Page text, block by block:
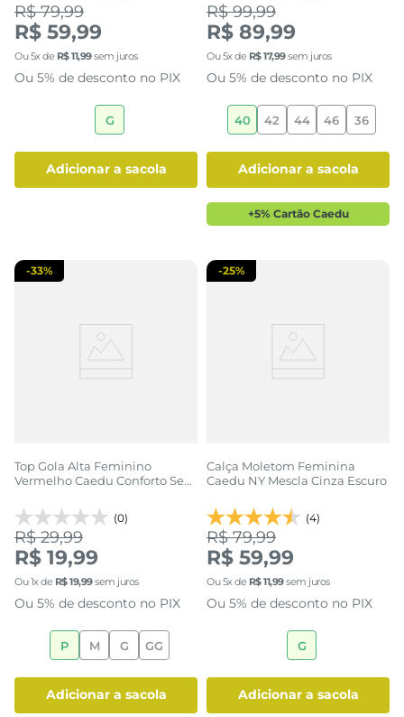
R$ 79,99
R$ 59,99
Ou5x de R$11,99sem juros
Ou 5% de desconto no PIX
G
adicionar a sacola
R$ 99,99
R$ 89,99
Ou5x de R$17,99sem juros
Ou 5% de desconto no PIX
40 42 44 46 36
adicionar a sacola
+5% Cartão Caedu
Top Gola Alta Feminino
Vermelho Caedu Conforto Sem
(0)
-33%
R$ 29,99
R$ 19,99
Ou1x de R$19,99sem juros
Ou 5% de desconto no PIX
P M G GG
adicionar a sacola
Calça Moletom Feminina
Caedu NY Mescla Cinza Escuro
(4)
-25%
R$ 79,99
R$ 59,99
Ou5x de R$11,99sem juros
Ou 5% de desconto no PIX
G
adicionar a sacola